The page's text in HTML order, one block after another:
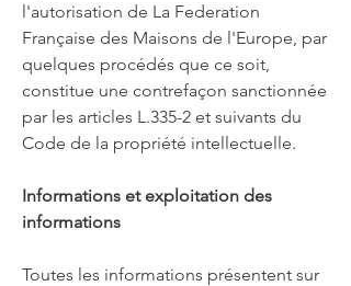
l'autorisation de La Federation
Française des Maisons de l'Europe, par
quelques procédés que ce soit,
constitue une contrefaçon sanctionnée
par les articles L.335-2 et suivants du
Code de la propriété intellectuelle.
Informations et exploitation des
informations
Toutes les informations présentent sur